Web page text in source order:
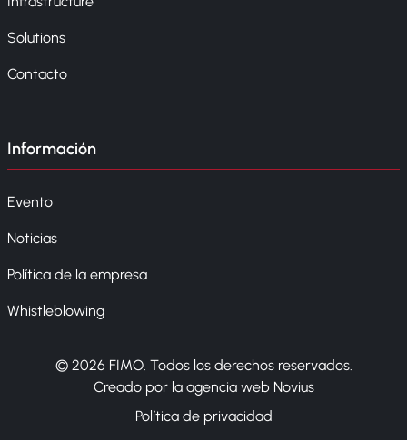
Solutions
Contacto
Información
Evento
Noticias
Política de la empresa
Whistleblowing
© 2026 FIMO. Todos los derechos reservados.
Creado por la agencia web Novius
Política de privacidad